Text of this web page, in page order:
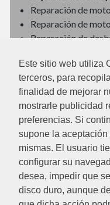
Este sitio web utiliza
terceros, para
finalidad de mejorar
mostrarle publicidad
preferencias. Si
supone la
mismas. El usuario
configurar su
desea, impedir que
disco duro, aunque
Reparación de
Reparación de
Reparación de
Coses de Cuina
Ferreteria
Coses de Cuina
Imágenes no